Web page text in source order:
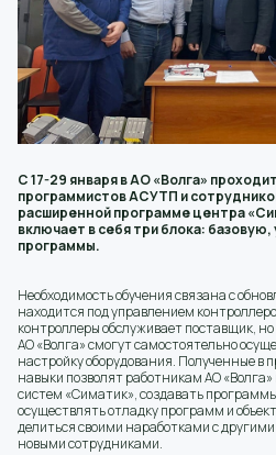
С 17-29 января в АО «Волга»
программистов АСУТП и
расширенной программе центра
включает в себя три блока:
программы.
Необходимость обучения связана с
находится под управлением
контроллеры обслуживает поставщик,
АО «Волга» смогут самостоятельно
настройку оборудования. Полученные в
навыки позволят работникам АО
систем «Симатик», создавать
осуществлять отладку программ и
делиться своими наработками с
новыми сотрудниками.